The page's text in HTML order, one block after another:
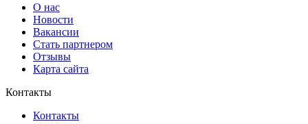
О нас
Новости
Вакансии
Стать партнером
Отзывы
Карта сайта
Контакты
Контакты